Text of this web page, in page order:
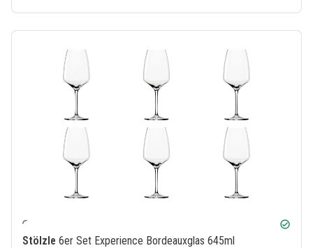
check_circle
Stölzle 6er Set Experience Bordeauxglas 645ml